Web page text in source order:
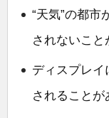
“天気”の都市
されないこと
ディスプレ
されること